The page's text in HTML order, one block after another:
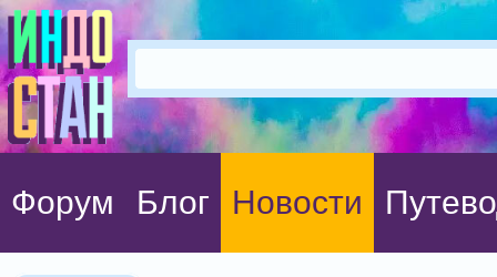
Форум Блог Новости